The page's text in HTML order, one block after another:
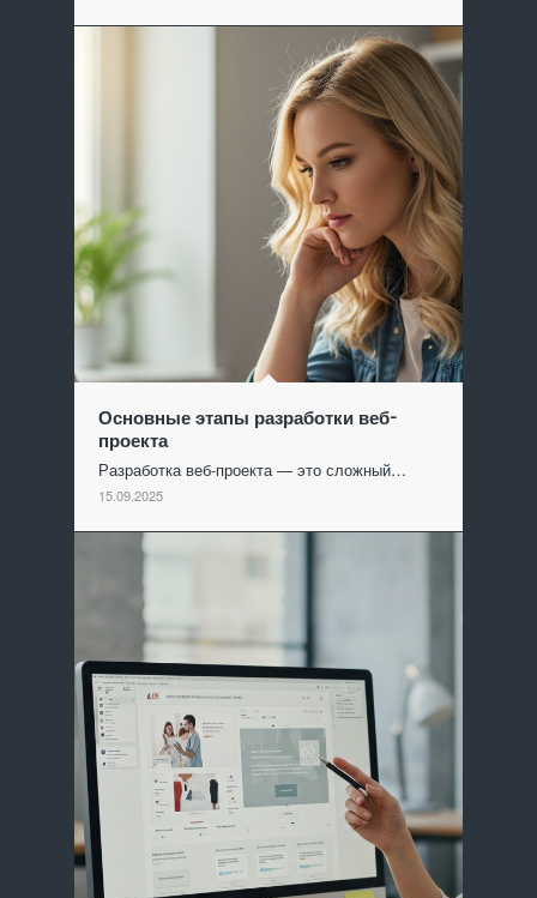
Основные этапы разработки веб-
проекта
Разработка веб-проекта — это сложный…
15.09.2025